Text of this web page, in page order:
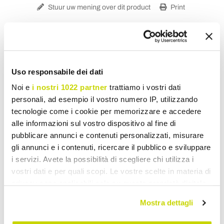
Uso responsabile dei dati
Noi e i nostri 1022 partner trattiamo i vostri dati
personali, ad esempio il vostro numero IP, utilizzando
tecnologie come i cookie per memorizzare e accedere
alle informazioni sul vostro dispositivo al fine di
pubblicare annunci e contenuti personalizzati, misurare
gli annunci e i contenuti, ricercare il pubblico e sviluppare
i servizi. Avete la possibilità di scegliere chi utilizza i
vostri dati e per quali scopi. Le vostre scelte in materia di
modificare o revocare il proprio consenso in qualsiasi
momento dalla Dichiarazione sui cookie o facendo clic
Mostra dettagli
Stuur uw mening over dit product Print